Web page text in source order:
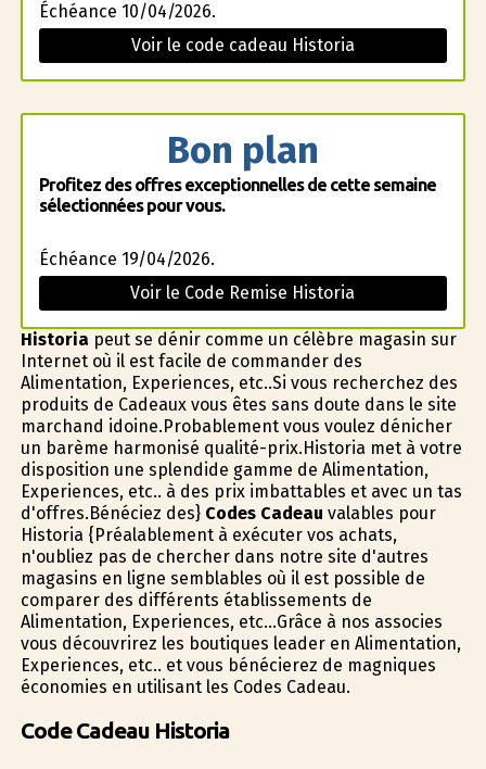
Échéance 10/04/2026.
Voir le code cadeau Historia
Bon plan
Profitez des offres exceptionnelles de cette semaine
sélectionnées pour vous.
Échéance 19/04/2026.
Voir le Code Remise Historia
Historia peut se définir comme un célèbre magasin sur
Internet où il est facile de commander des
Alimentation, Experiences, etc..Si vous recherchez des
produits de Cadeaux vous êtes sans doute dans le site
marchand idoine.Probablement vous voulez dénicher
un barème harmonisé qualité-prix.Historia met à votre
disposition une splendide gamme de Alimentation,
Experiences, etc.. à des prix imbattables et avec un tas
d'offres.Bénéficiez des} Codes Cadeau valables pour
Historia {Préalablement à exécuter vos achats,
n'oubliez pas de chercher dans notre site d'autres
magasins en ligne semblables où il est possible de
comparer des différents établissements de
Alimentation, Experiences, etc...Grâce à nos associes
vous découvrirez les boutiques leader en Alimentation,
Experiences, etc.. et vous bénéficierez de magnifiques
économies en utilisant les Codes Cadeau.
Code Cadeau Historia